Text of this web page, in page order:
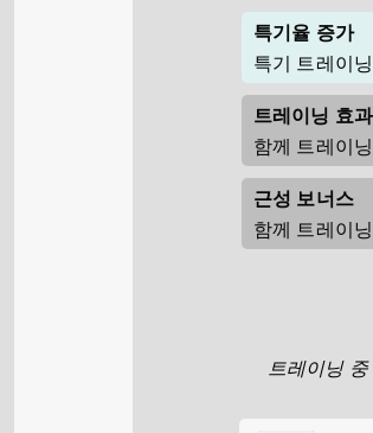
특기율 증가
특기 트레이
트레이닝 효
함께 트레이
근성 보너스
함께 트레이
트레이닝